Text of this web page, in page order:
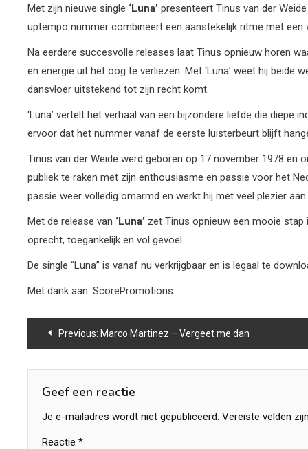
Met zijn nieuwe single ‘Luna’ presenteert Tinus van der
uptempo nummer combineert een aanstekelijk ritme met
Na eerdere succesvolle releases laat Tinus opnieuw horen
en energie uit het oog te verliezen. Met ‘Luna’ weet hij
dansvloer uitstekend tot zijn recht komt.
‘Luna’ vertelt het verhaal van een bijzondere liefde die
ervoor dat het nummer vanaf de eerste luisterbeurt blijft
Tinus van der Weide werd geboren op 17 november 1978
publiek te raken met zijn enthousiasme en passie voor het
passie weer volledig omarmd en werkt hij met veel plezier
Met de release van ‘Luna’ zet Tinus opnieuw een mooie stap
oprecht, toegankelijk en vol gevoel.
De single “Luna” is vanaf nu verkrijgbaar en is legaal te
Met dank aan: ScorePromotions
Bericht
navigatie
Previous: Marco Martinez – Vergeet me dan
Geef een reactie
Je e-mailadres wordt niet gepubliceerd. Vereiste velden
Reactie *